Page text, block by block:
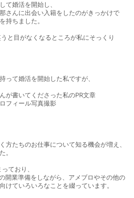
て婚活を開始し、
さんに出会い入籍をしたのがきっかけで
持ちました。
と目がなくなるところが私にそっくり
って婚活を開始した私ですが、
が書いてくださった私のPR文章
フィール写真撮影
方たちのお仕事について知る機会が増え、
。
ており、
開業準備をしながら、アメブロやその他の
けていろいろなことを綴っています。